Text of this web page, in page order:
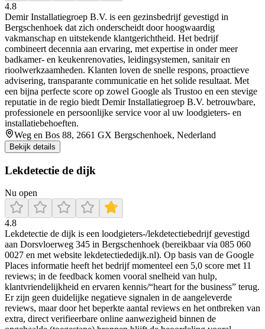
4.8
Demir Installatiegroep B.V. is een gezinsbedrijf gevestigd in
Bergschenhoek dat zich onderscheidt door hoogwaardig
vakmanschap en uitstekende klantgerichtheid. Het bedrijf
combineert decennia aan ervaring, met expertise in onder meer
badkamer- en keukenrenovaties, leidingsystemen, sanitair en
rioolwerkzaamheden. Klanten loven de snelle respons, proactieve
advisering, transparante communicatie en het solide resultaat. Met
een bijna perfecte score op zowel Google als Trustoo en een stevige
reputatie in de regio biedt Demir Installatiegroep B.V. betrouwbare,
professionele en persoonlijke service voor al uw loodgieters- en
installatiebehoeften.
Weg en Bos 88, 2661 GX Bergschenhoek, Nederland
Bekijk details
Lekdetectie de dijk
Nu open
4.8
Lekdetectie de dijk is een loodgieters-/lekdetectiebedrijf gevestigd
aan Dorsvloerweg 345 in Bergschenhoek (bereikbaar via 085 060
0027 en met website lekdetectiededijk.nl). Op basis van de Google
Places informatie heeft het bedrijf momenteel een 5,0 score met 11
reviews; in de feedback komen vooral snelheid van hulp,
klantvriendelijkheid en ervaren kennis/“heart for the business” terug.
Er zijn geen duidelijke negatieve signalen in de aangeleverde
reviews, maar door het beperkte aantal reviews en het ontbreken van
extra, direct verifieerbare online aanwezigheid binnen de